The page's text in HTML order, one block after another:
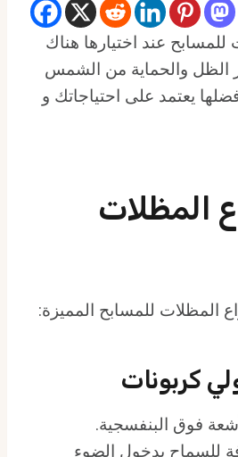
عند اختيارها هناك
الظل والحماية من الشمس
يعتمد على احتياجاتك و
المظلات
المظلات للمسابح المميزة:
فوق البنفسجية.
للسماح بدخول الضوء